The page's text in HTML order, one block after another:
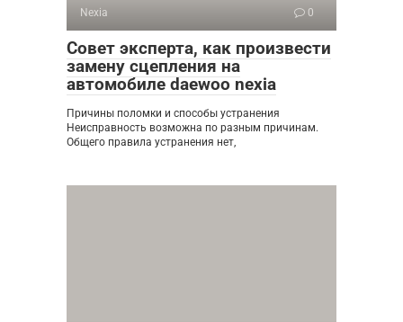
Nexia 0
Совет эксперта, как произвести
замену сцепления на
автомобиле daewoo nexia
Причины поломки и способы устранения
Неисправность возможна по разным причинам.
Общего правила устранения нет,